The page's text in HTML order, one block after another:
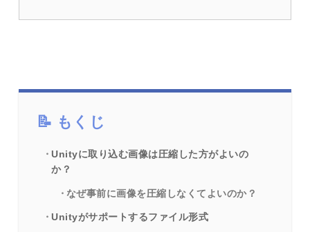
もくじ
Unityに取り込む画像は圧縮した方がよいの
か？
なぜ事前に画像を圧縮しなくてよいのか？
Unityがサポートするファイル形式